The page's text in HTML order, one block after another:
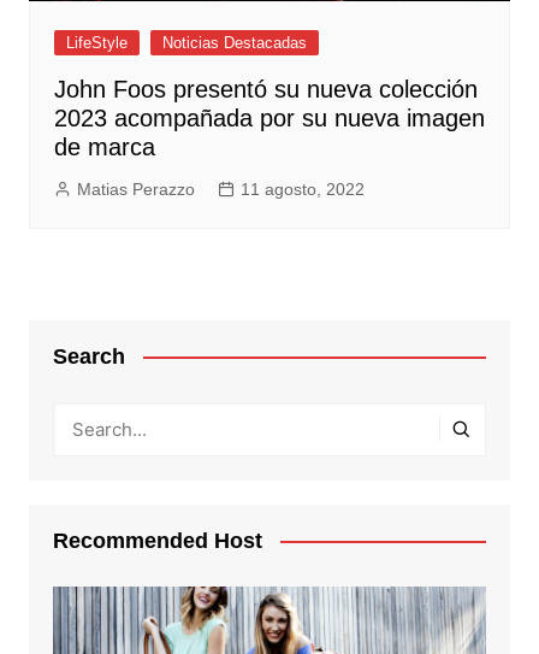
LifeStyle Noticias Destacadas
John Foos presentó su nueva colección
2023 acompañada por su nueva imagen
de marca
Matias Perazzo 11 agosto, 2022
Search
Recommended Host